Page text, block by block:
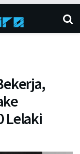
Lelaki